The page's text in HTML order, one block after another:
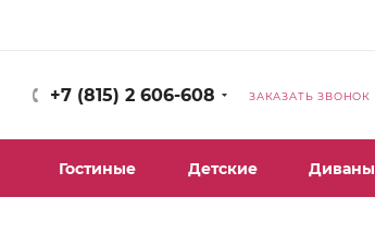
+7 (815) 2 606-608 ЗАКАЗАТЬ ЗВОНОК
Гостиные Детские Диваны